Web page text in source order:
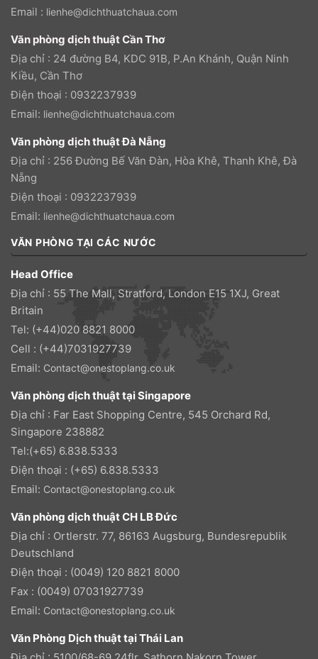
Email : lienhe@dichthuatchaua.com
Văn phòng dịch thuật Cần Thơ
Địa chỉ : 24 đường B4, KDC 91B, P.An Khánh, Quận Ninh
Kiều, Cần Thơ
Điện thoại : 0932237939
Email: lienhe@dichthuatchaua.com
Văn phòng dịch thuật Đà Nẵng
Địa chỉ : 256 Đường Bế Văn Đàn, Hòa Khê, Thanh Khê, Đà
Nẵng
Điện thoại : 0932237939
Email: lienhe@dichthuatchaua.com
VĂN PHÒNG TẠI CÁC NƯỚC
Head Office
Địa chỉ : 55 The Mall, Stratford, London E15 1XJ, Great
Britain
Tel: (+44)020 8821 8000
Cell : (+44)7031927739
Email: Contact@onestoplang.co.uk
Văn phòng dịch thuật tại Singapore
Địa chỉ : Far East Shopping Centre, 545 Orchard Rd,
Singapore 238882
Tel:(+65) 6.838.5333
Điện thoại : (+65) 6.838.5333
Email: Contact@onestoplang.co.uk
Văn phòng dịch thuật CH LB Đức
Địa chỉ : Ortlerstr. 77, 86163 Augsburg, Bundesrepublik
Deutschland
Điện thoại : (0049) 120 8821 8000
Fax : (0049) 07031927739
Email: Contact@onestoplang.co.uk
Văn Phòng Dịch thuật tại Thái Lan